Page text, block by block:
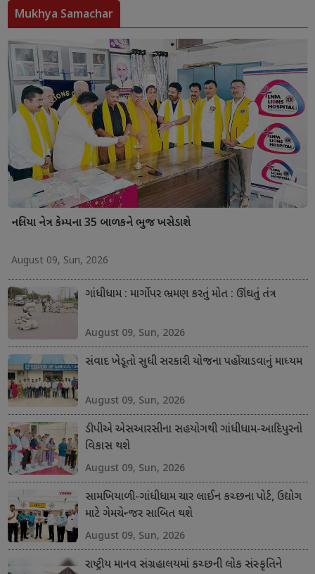
Mukhya Samachar
નલિયા નેત્ર કેમ્પના 35 બાળકને ભુજ ખસેડાશે
August 09, Sun, 2026
ગાંધીધામ : માર્ગો પર ભ્રમણ કરતું મોત : ઊંઘતું તંત્ર
August 09, Sun, 2026
સંવાદ ખેડૂતો સુધી સરકારી યોજના પહોંચાડવાનું માધ્યમ
August 09, Sun, 2026
ડીપીએ એસઆરસીના સહયોગથી ગાંધીધામ-આદિપુરનો
વિકાસ થશે
August 09, Sun, 2026
સામખિયાળી-ગાંધીધામ ચાર લાઈન કચ્છના પોર્ટ, ઉદ્યોગ
માટે ગેમચેન્જર સાબિત થશે
August 09, Sun, 2026
રાષ્ટ્રીય માનવ સંગ્રહાલયમાં કચ્છની લોક સંસ્કૃતિને